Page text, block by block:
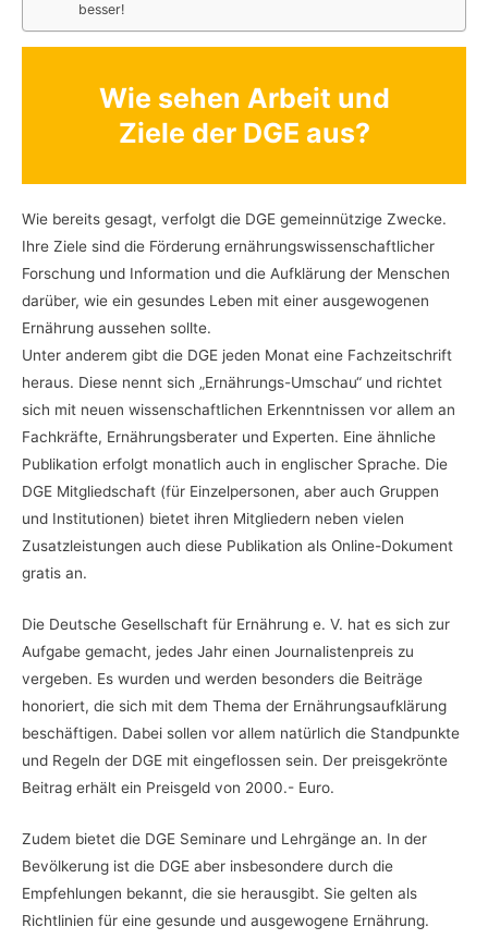
besser!
Wie sehen Arbeit und
Ziele der DGE aus?
Wie bereits gesagt, verfolgt die DGE gemeinnützige Zwecke.
Ihre Ziele sind die Förderung ernährungswissenschaftlicher
Forschung und Information und die Aufklärung der Menschen
darüber, wie ein gesundes Leben mit einer ausgewogenen
Ernährung aussehen sollte.
Unter anderem gibt die DGE jeden Monat eine Fachzeitschrift
heraus. Diese nennt sich „Ernährungs-Umschau“ und richtet
sich mit neuen wissenschaftlichen Erkenntnissen vor allem an
Fachkräfte, Ernährungsberater und Experten. Eine ähnliche
Publikation erfolgt monatlich auch in englischer Sprache. Die
DGE Mitgliedschaft (für Einzelpersonen, aber auch Gruppen
und Institutionen) bietet ihren Mitgliedern neben vielen
Zusatzleistungen auch diese Publikation als Online-Dokument
gratis an.
Die Deutsche Gesellschaft für Ernährung e. V. hat es sich zur
Aufgabe gemacht, jedes Jahr einen Journalistenpreis zu
vergeben. Es wurden und werden besonders die Beiträge
honoriert, die sich mit dem Thema der Ernährungsaufklärung
beschäftigen. Dabei sollen vor allem natürlich die Standpunkte
und Regeln der DGE mit eingeflossen sein. Der preisgekrönte
Beitrag erhält ein Preisgeld von 2000.- Euro.
Zudem bietet die DGE Seminare und Lehrgänge an. In der
Bevölkerung ist die DGE aber insbesondere durch die
Empfehlungen bekannt, die sie herausgibt. Sie gelten als
Richtlinien für eine gesunde und ausgewogene Ernährung.